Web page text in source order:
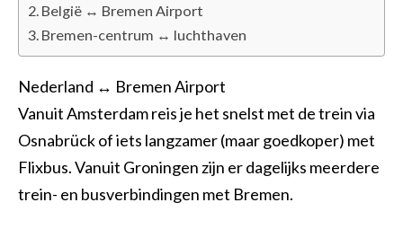
België ↔ Bremen Airport
Bremen-centrum ↔ luchthaven
Nederland ↔ Bremen Airport
Vanuit Amsterdam reis je het snelst met de trein via
Osnabrück of iets langzamer (maar goedkoper) met
Flixbus. Vanuit Groningen zijn er dagelijks meerdere
trein- en busverbindingen met Bremen.